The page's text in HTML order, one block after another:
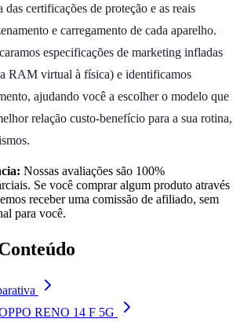
certificações de proteção e as reais
e carregamento de cada aparelho.
especificações de marketing infladas
RAM virtual à física) e identificamos
ajudando você a escolher o modelo que
relação custo-benefício para a sua rotina,
Nossas avaliações são 100%
Se você comprar algum produto através
receber uma comissão de afiliado, sem
para você.
RENO 14 F 5G